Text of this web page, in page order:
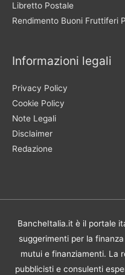
Libretto Postale
Rendimento Buoni Fruttiferi
Informazioni legali
Privacy Policy
Cookie Policy
Note Legali
Disclaimer
Redazione
BancheItalia.it è il portale
suggerimenti per la
mutui e finanziamenti. La
pubblicisti e consulenti